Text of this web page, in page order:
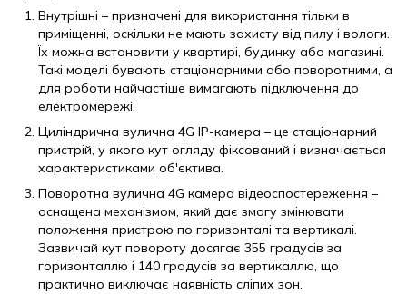
Внутрішні – призначені для використання тільки в
приміщенні, оскільки не мають захисту від пилу і вологи.
Їх можна встановити у квартирі, будинку або магазині.
Такі моделі бувають стаціонарними або поворотними, а
для роботи найчастіше вимагають підключення до
електромережі.
Циліндрична вулична 4G IP-камера – це стаціонарний
пристрій, у якого кут огляду фіксований і визначається
характеристиками об'єктива.
Поворотна вулична 4G камера відеоспостереження –
оснащена механізмом, який дає змогу змінювати
положення пристрою по горизонталі та вертикалі.
Зазвичай кут повороту досягає 355 градусів за
горизонталлю і 140 градусів за вертикаллю, що
практично виключає наявність сліпих зон.